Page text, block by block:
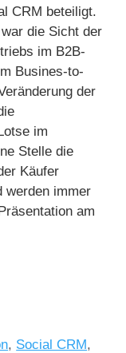
CRM beteiligt.
die Sicht der
im B2B-
Busines-to-
der
im
Stelle die
Käufer
werden immer
am
, Social CRM,